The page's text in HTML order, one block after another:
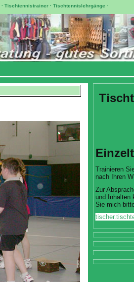
· Tischtennistrainer· Tischtennislehrgänge ·
Trainieren
nach Ihren
Zur
und Inhalten
Sie mich